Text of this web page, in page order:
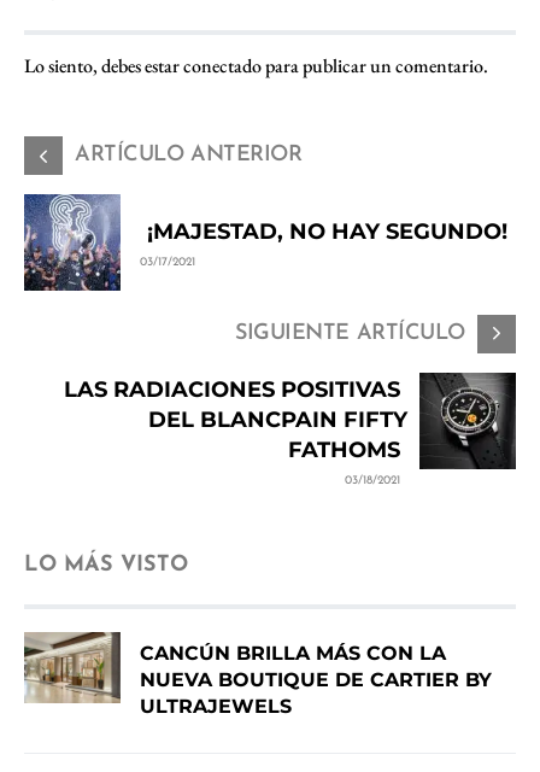
Lo siento, debes estarconectadopara publicar un comentario.
ARTÍCULO ANTERIOR
¡MAJESTAD, NO HAY SEGUNDO!
03/17/2021
SIGUIENTE ARTÍCULO
LAS RADIACIONES POSITIVAS
DEL BLANCPAIN FIFTY
FATHOMS
03/18/2021
LO MÁS VISTO
CANCÚN BRILLA MÁS CON LA
NUEVA BOUTIQUE DE CARTIER BY
ULTRAJEWELS